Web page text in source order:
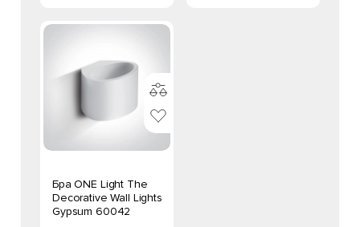
Бра ONE Light The
Decorative Wall Lights
Gypsum 60042